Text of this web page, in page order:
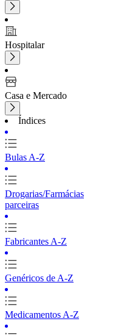
Hospitalar
Casa e Mercado
Índices
Bulas A-Z
Drogarias/Farmácias
parceiras
Fabricantes A-Z
Genéricos de A-Z
Medicamentos A-Z